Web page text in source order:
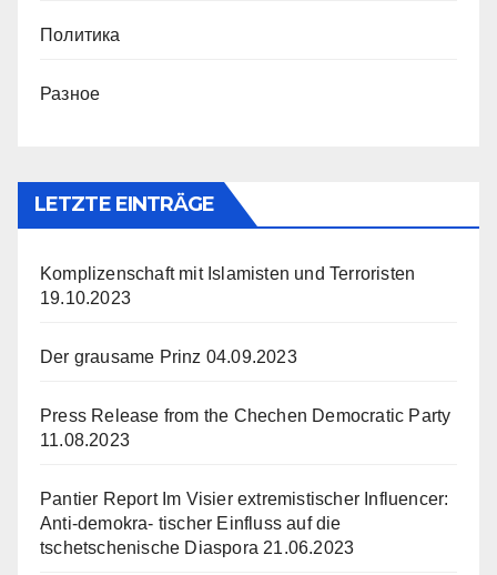
Политика
Разное
LETZTE EINTRÄGE
Komplizenschaft mit Islamisten und Terroristen
19.10.2023
Der grausame Prinz 04.09.2023
Press Release from the Chechen Democratic Party
11.08.2023
Pantier Report Im Visier extremistischer Influencer:
Anti-demokra- tischer Einfluss auf die
tschetschenische Diaspora 21.06.2023